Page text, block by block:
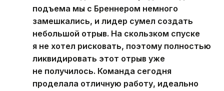
подъема мы с Бреннером немного
замешкались, и лидер сумел создать
небольшой отрыв. На скользком спуске
я не хотел рисковать, поэтому полностью
ликвидировать этот отрыв уже
не получилось. Команда сегодня
проделала отличную работу, идеально